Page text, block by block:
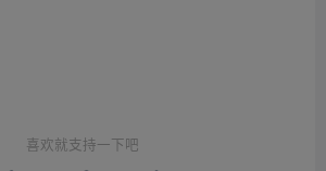
喜欢就支持一下吧